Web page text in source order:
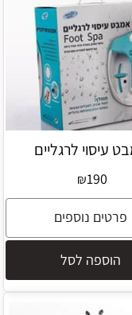
עיסוי לרגליים
₪190
פרטים נוספים
הוספה לסל